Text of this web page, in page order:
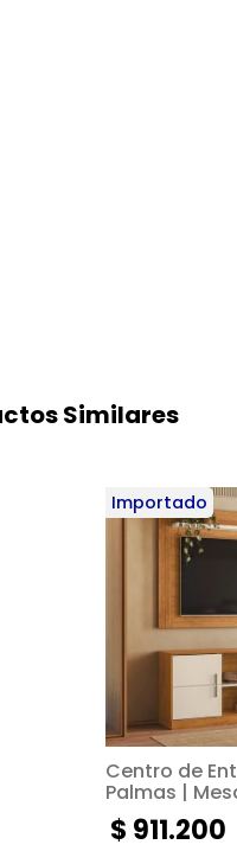
Similares
Importado
Centro de
Palmas |
panel
Mueble
$ 911.200